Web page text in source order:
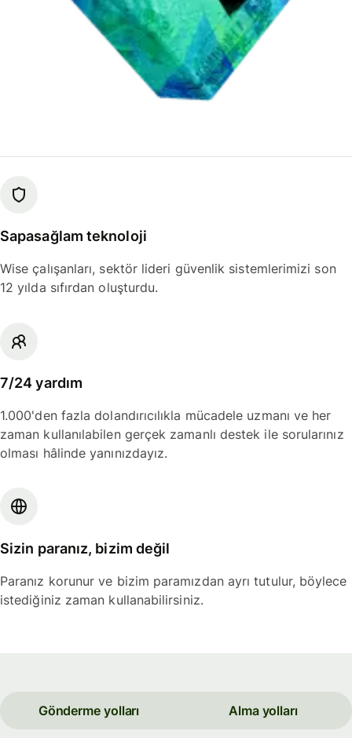
Sapasağlam teknoloji
Wise çalışanları, sektör lideri güvenlik sistemlerimizi son
12 yılda sıfırdan oluşturdu.
7/24 yardım
1.000'den fazla dolandırıcılıkla mücadele uzmanı ve her
zaman kullanılabilen gerçek zamanlı destek ile sorularınız
olması hâlinde yanınızdayız.
Sizin paranız, bizim değil
Paranız korunur ve bizim paramızdan ayrı tutulur, böylece
istediğiniz zaman kullanabilirsiniz.
Gönderme yolları Alma yolları